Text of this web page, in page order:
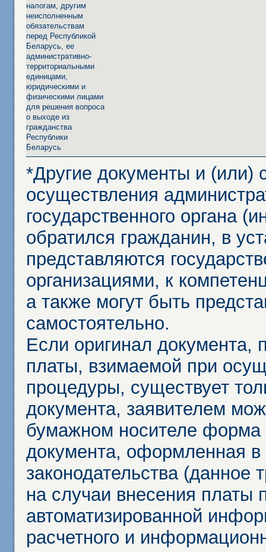
налогам, другим
неисполненным
обязательствам
перед Республикой
Беларусь, ее
административно-
территориальными
единицами,
юридическими и
физическими лицами
для решения вопроса
о выходе из
гражданства
Республики
Беларусь
*Другие документы и (или)
осуществления
государственного органа
обратился гражданин, в
представляются
организациями, к
а также могут быть
самостоятельно.
Если оригинал документа,
платы, взимаемой при
процедуры, существует
документа, заявителем
бумажном носителе форма
документа, оформленная в
законодательства (данное
на случаи внесения платы
автоматизированной
расчетного и